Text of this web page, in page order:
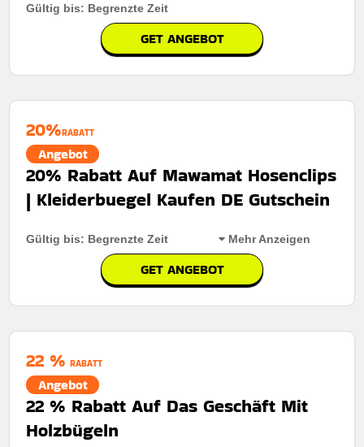
Gültig bis: Begrenzte Zeit
GET ANGEBOT
20%RABATT
Angebot
20% Rabatt Auf Mawamat Hosenclips
| Kleiderbuegel Kaufen DE Gutschein
Gültig bis: Begrenzte Zeit Mehr Anzeigen
GET ANGEBOT
Mindestkaufbetrag:
Berechtigung: Für alle kunden
Art des Angebots:
22 % RABATT
Angebot
22 % Rabatt Auf Das Geschäft Mit
Holzbügeln